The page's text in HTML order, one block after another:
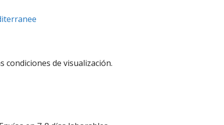
condiciones de visualización.